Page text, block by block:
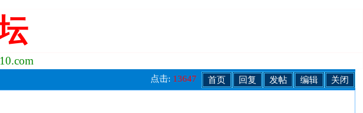
关闭
编辑
发帖
回复
首页
点击: 13647